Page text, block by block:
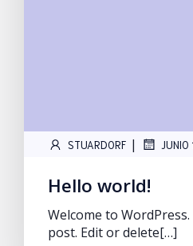
STUARDORF | JUNIO
Hello world!
Welcome to
post. Edit or delete[…]